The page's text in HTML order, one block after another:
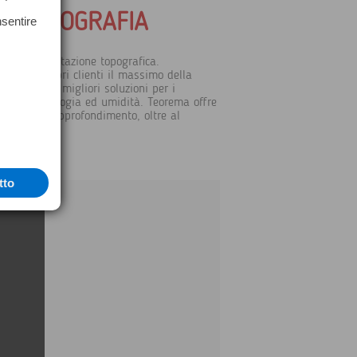
strumentazione topografica.
ai propri clienti il massimo della
offrendo le migliori soluzioni per i
meteorologia ed umidità. Teorema offre
e di approfondimento, oltre al